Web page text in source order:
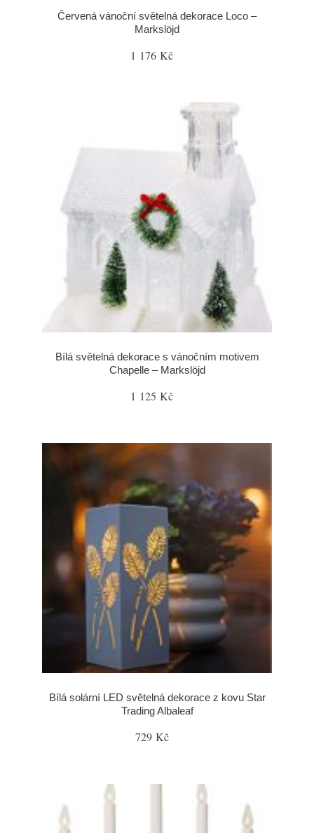
Červená vánoční světelná dekorace Loco –
Markslöjd
1 176 Kč
Bílá světelná dekorace s vánočním motivem
Chapelle – Markslöjd
1 125 Kč
Bílá solární LED světelná dekorace z kovu Star
Trading Albaleaf
729 Kč